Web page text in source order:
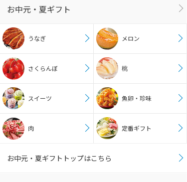
お中元・夏ギフト
うなぎ メロン
さくらんぼ 桃
スイーツ 魚卵・珍味
肉 定番ギフト
お中元・夏ギフトトップはこちら